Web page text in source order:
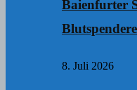
Baienfurter
8. Juli 2026